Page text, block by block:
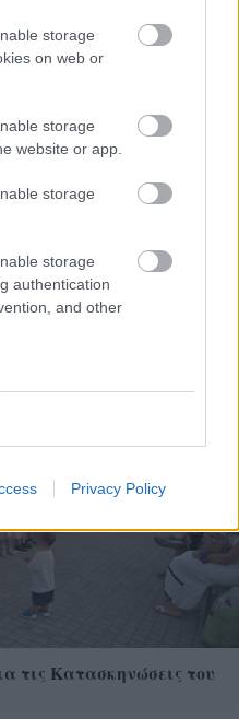
storage
on web or
storage
website or app.
storage
storage
authentication
and other
Privacy Policy
Switch 2 όπως δεν το
τις Κατασκηνώσεις του